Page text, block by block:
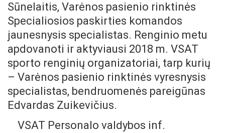
Sūnelaitis, Varėnos pasienio rinktinės
Specialiosios paskirties komandos
jaunesnysis specialistas. Renginio metu
apdovanoti ir aktyviausi 2018 m. VSAT
sporto renginių organizatoriai, tarp kurių
– Varėnos pasienio rinktinės vyresnysis
specialistas, bendruomenės pareigūnas
Edvardas Zuikevičius.
VSAT Personalo valdybos inf.